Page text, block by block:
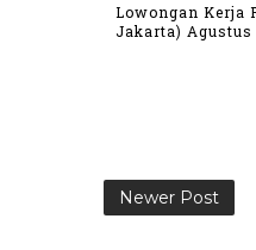
Lowongan Kerja
Jakarta) Agustus
Newer Post